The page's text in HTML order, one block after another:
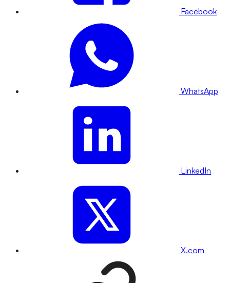
Facebook
WhatsApp
LinkedIn
X.com